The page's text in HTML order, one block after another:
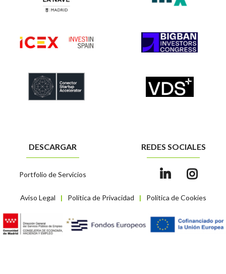
Aviso Legal | Política de Privacidad | Política de Cookies
DESCARGAR
Portfolio de Servicios
REDES SOCIALES